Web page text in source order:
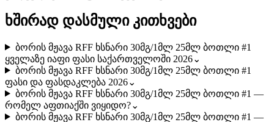
ხშირად დასმული კითხვები
ბორის მჟავა RFF ხსნარი 30მგ/1მლ 25მლ ბოთლი #1
ყველაზე იაფი ფასი საქართველოში 2026⌄
ბორის მჟავა RFF ხსნარი 30მგ/1მლ 25მლ ბოთლი #1
ფასი და ფასდაკლება 2026⌄
ბორის მჟავა RFF ხსნარი 30მგ/1მლ 25მლ ბოთლი #1 —
რომელ აფთიაქში ვიყიდო?⌄
ბორის მჟავა RFF ხსნარი 30მგ/1მლ 25მლ ბოთლი #1 —